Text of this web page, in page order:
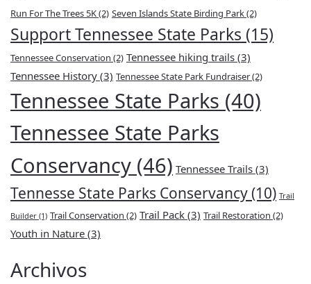
Run For The Trees 5K(2) Seven Islands State Birding Park(2)
Support Tennessee State Parks (15)
Tennessee Conservation (2) Tennessee hiking trails (3)
Tennessee History (3) Tennessee State Park Fundraiser(2)
Tennessee State Parks (40)
Tennessee State Parks
Conservancy (46) Tennessee Trails (3)
Tennesse State Parks Conservancy(10) Trail
Builder (1) Trail Conservation (2) Trail Pack (3) Trail Restoration (2)
Youth in Nature (3)
Archivos